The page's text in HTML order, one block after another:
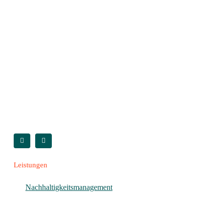
Leistungen
Nachhaltigkeitsmanagement